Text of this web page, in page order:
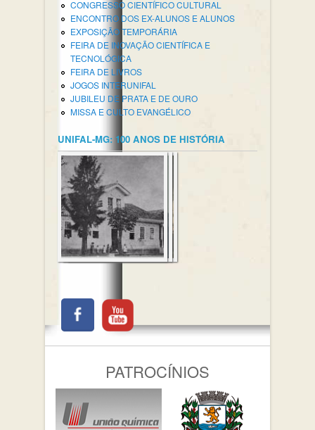
CONGRESSO CIENTÍFICO CULTURAL
ENCONTRO DOS EX-ALUNOS E ALUNOS
EXPOSIÇÃO TEMPORÁRIA
FEIRA DE INOVAÇÃO CIENTÍFICA E
TECNOLÓGICA
FEIRA DE LIVROS
JOGOS INTERUNIFAL
JUBILEU DE PRATA E DE OURO
MISSA E CULTO EVANGÉLICO
UNIFAL-MG: 100 ANOS DE HISTÓRIA
PATROCÍNIOS